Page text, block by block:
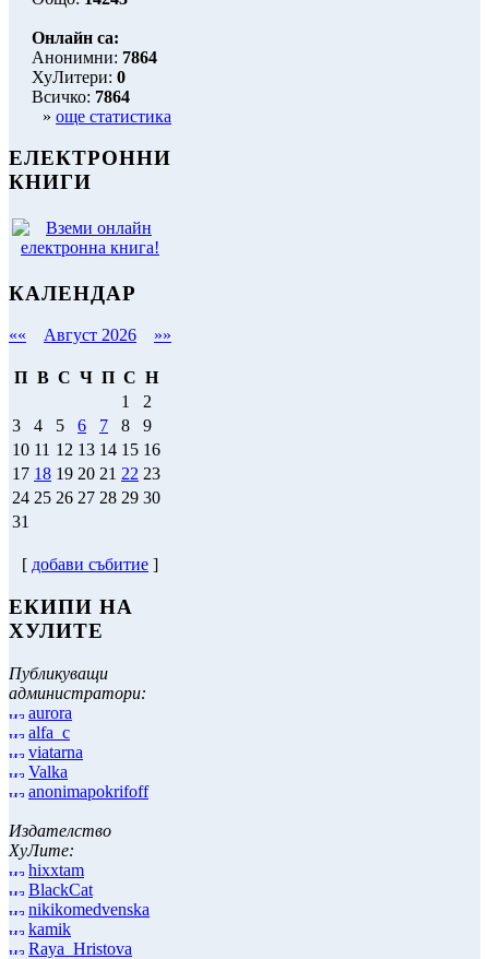
Онлайн са:
Анонимни: 7864
ХуЛитери: 0
Всичко: 7864
» още статистика
ЕЛЕКТРОННИ
КНИГИ
КАЛЕНДАР
«« Август 2026 »»
П В С Ч П С Н
1
2
3
4 5 6 7 8
9
10 11 12 13 14 15 16
17 18 19 20 21 22 23
24 25 26 27 28 29 30
31
[ добави събитие ]
ЕКИПИ НА
ХУЛИТЕ
Публикуващи
администратори:
aurora
alfa_c
viatarna
Valka
anonimapokrifoff
Издателство
ХуЛите:
hixxtam
BlackCat
nikikomedvenska
kamik
Raya_Hristova